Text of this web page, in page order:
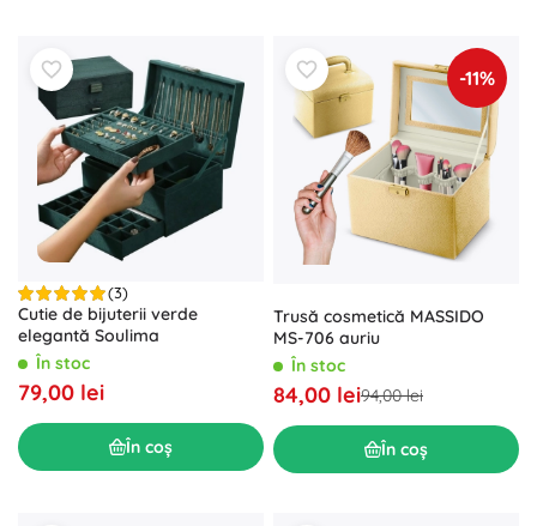
(3)
Cutie de bijuterii verde
elegantă Soulima
În stoc
79,00 lei
În coș
-11%
Trusă cosmetică MASSIDO
MS-706 auriu
În stoc
84,00 lei94,00 lei
În coș